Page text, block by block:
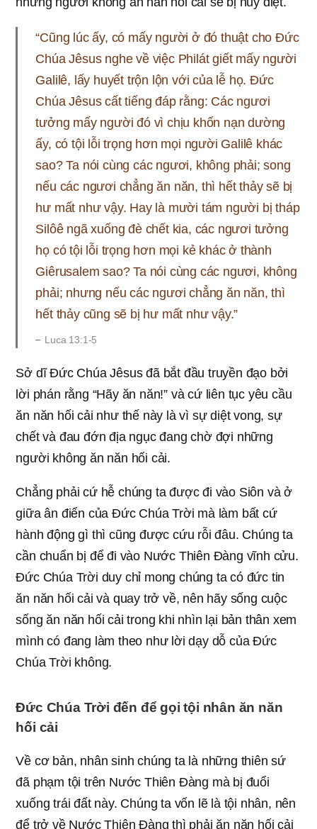
“Cũng lúc ấy, có mấy người ở đó thuật cho Đức
Chúa Jêsus nghe về việc Philát giết mấy người
Galilê, lấy huyết trộn lộn với của lễ họ. Đức
Chúa Jêsus cất tiếng đáp rằng: Các ngươi
tưởng mấy người đó vì chịu khốn nạn dường
ấy, có tội lỗi trọng hơn mọi người Galilê khác
sao? Ta nói cùng các ngươi, không phải; song
nếu các ngươi chẳng ăn năn, thì hết thảy sẽ bị
hư mất như vậy. Hay là mười tám người bị tháp
Silôê ngã xuống đè chết kia, các ngươi tưởng
họ có tội lỗi trọng hơn mọi kẻ khác ở thành
Giêrusalem sao? Ta nói cùng các ngươi, không
phải; nhưng nếu các ngươi chẳng ăn năn, thì
hết thảy cũng sẽ bị hư mất như vậy.”
Luca 13:1-5
Sở dĩ Đức Chúa Jêsus đã bắt đầu truyền đạo bởi
lời phán rằng “Hãy ăn năn!” và cứ liên tục yêu cầu
ăn năn hối cải như thế này là vì sự diệt vong, sự
chết và đau đớn địa ngục đang chờ đợi những
người không ăn năn hối cải.
Chẳng phải cứ hễ chúng ta được đi vào Siôn và ở
giữa ân điển của Đức Chúa Trời mà làm bất cứ
hành động gì thì cũng được cứu rỗi đâu. Chúng ta
cần chuẩn bị để đi vào Nước Thiên Đàng vĩnh cửu.
Đức Chúa Trời duy chỉ mong chúng ta có đức tin
ăn năn hối cải và quay trở về, nên hãy sống cuộc
sống ăn năn hối cải trong khi nhìn lại bản thân xem
mình có đang làm theo như lời dạy dỗ của Đức
Chúa Trời không.
Đức Chúa Trời đến để gọi tội nhân ăn năn
hối cải
Về cơ bản, nhân sinh chúng ta là những thiên sứ
đã phạm tội trên Nước Thiên Đàng mà bị đuổi
xuống trái đất này. Chúng ta vốn lẽ là tội nhân, nên
để trở về Nước Thiên Đàng thì phải ăn năn hối cải